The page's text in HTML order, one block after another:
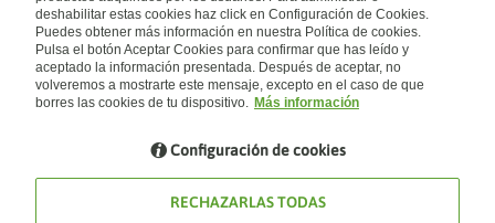
Política de privacidad
Política de cookies
Accesibilidad
Empresas/ Grupos
España
Visita nuestro blog
Blog de Viajes el Corte inglés
deshabilitar estas cookies haz click en Configuración de Cookies.
Puedes obtener más información en nuestra Política de cookies.
Pulsa el botón Aceptar Cookies para confirmar que has leído y
aceptado la información presentada. Después de aceptar, no
volveremos a mostrarte este mensaje, excepto en el caso de que
borres las cookies de tu dispositivo. Más información
Configuración de cookies
RECHAZARLAS TODAS